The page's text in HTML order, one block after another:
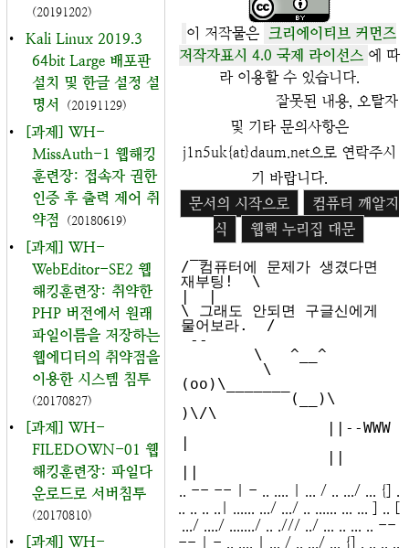
(20191202)
•
Kali Linux 2019.3
64bit Large 배포판
설치 및 한글 설정 설
명서
(20191129)
•
[과제] WH-
MissAuth-1 웹해킹
훈련장: 접속자 권한
인증 후 출력 제어 취
약점
(20180619)
•
[과제] WH-
WebEditor-SE2 웹
해킹훈련장: 취약한
PHP 버전에서 원래
파일이름을 저장하는
웹에디터의 취약점을
이용한 시스템 침투
(20170827)
•
[과제] WH-
FILEDOWN-01 웹
해킹훈련장: 파일다
운로드로 서버침투
(20170810)
•
[과제] WH-
이 저작물은 크리에이티브 커먼즈
저작자표시 4.0 국제 라이선스 에 따
라 이용할 수 있습니다.
잘못된 내용, 오탈자
및 기타 문의사항은
j1n5uk{at}daum.net으로 연락주시
기 바랍니다.
문서의 시작으로
컴퓨터 깨알지
식
웹핵 누리집 대문
/ 컴퓨터에 문제가 생겼다면
재부팅!  \
|  |
\ 그래도 안되면 구글신에게
물어보라.  /
(oo)\_______
            (__)\
)\/\
|
                ||
.. -- -- | - .. .... | ... / .. .../ ... {] .
.. .. .. ..| ...... .../ .../ .. ...... ... ... ] .. [
.../ ..../ ......./ .. ./// ../ ... .. ... .. --
-- | - .. .... | ... / .. .../ ... {] . .. .. ..